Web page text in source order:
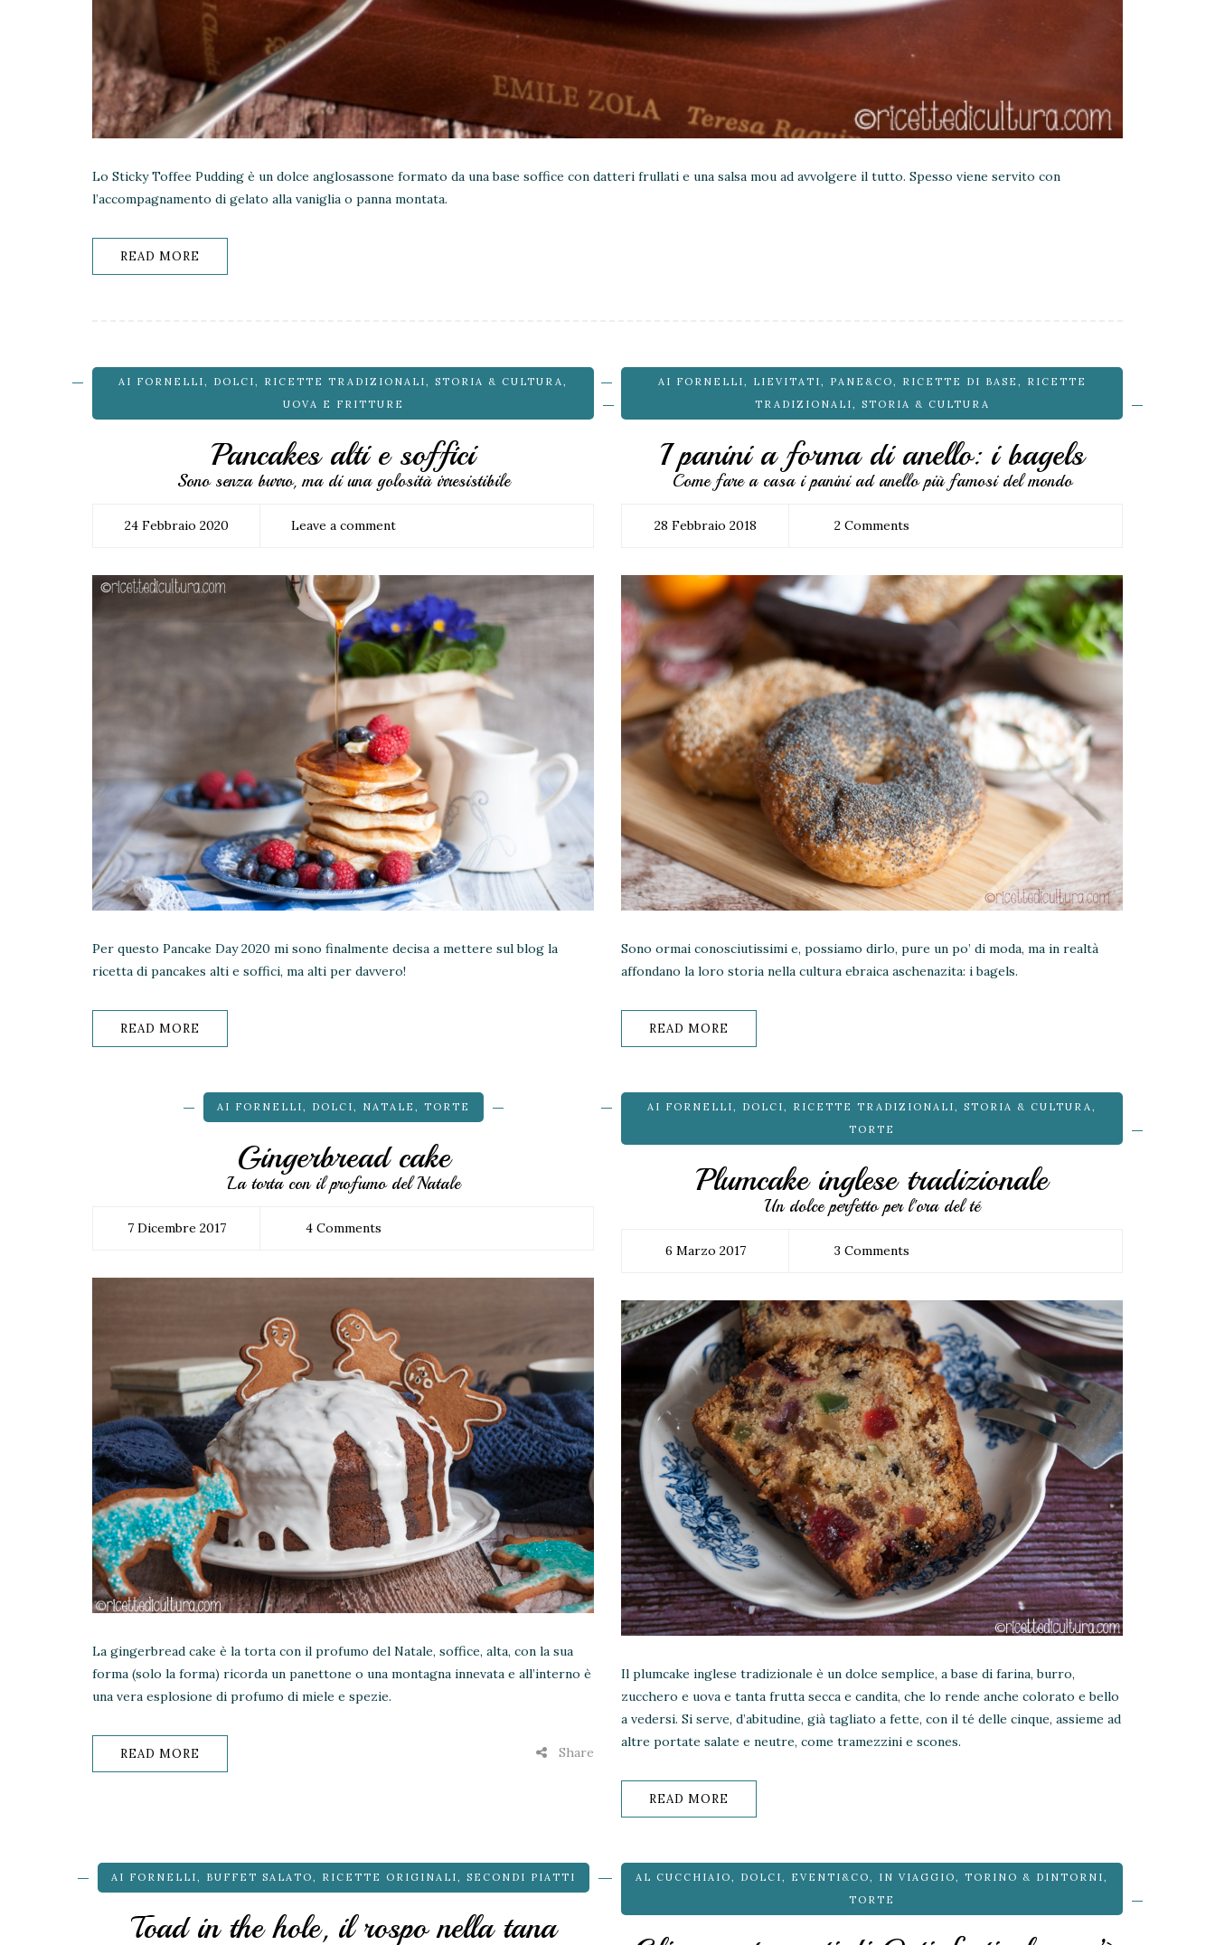
Lo Sticky Toffee Pudding è un dolce anglosassone formato da una base soffice con datteri frullati e una salsa mou ad avvolgere il tutto. Spesso viene servito con
l’accompagnamento di gelato alla vaniglia o panna montata.
READ MORE
AI FORNELLI , DOLCI , RICETTE TRADIZIONALI , STORIA & CULTURA ,
UOVA E FRITTURE
Pancakes alti e soffici
Sono senza burro, ma di una golosità irresistibile
24 Febbraio 2020 Leave a comment
Per questo Pancake Day 2020 mi sono finalmente decisa a mettere sul blog la
ricetta di pancakes alti e soffici, ma alti per davvero!
READ MORE
AI FORNELLI , LIEVITATI , PANE&CO , RICETTE DI BASE ,
RICETTE
TRADIZIONALI , STORIA & CULTURA
I panini a forma di anello: i bagels
Come fare a casa i panini ad anello più famosi del mondo
28 Febbraio 2018 2 Comments
Sono ormai conosciutissimi e, possiamo dirlo, pure un po’ di moda, ma in realtà
affondano la loro storia nella cultura ebraica aschenazita: i bagels.
READ MORE
AI FORNELLI, DOLCI, NATALE , TORTE
Gingerbread cake
La torta con il profumo del Natale
7 Dicembre 2017 4 Comments
La gingerbread cake è la torta con il profumo del Natale, soffice, alta, con la sua
forma (solo la forma) ricorda un panettone o una montagna innevata e all’interno è
una vera esplosione di profumo di miele e spezie.
READ MORE Share
AI FORNELLI, DOLCI, RICETTE TRADIZIONALI, STORIA & CULTURA,
TORTE
Plumcake inglese tradizionale
Un dolce perfetto per l'ora del té
6 Marzo 2017 3 Comments
Il plumcake inglese tradizionale è un dolce semplice, a base di farina, burro,
zucchero e uova e tanta frutta secca e candita, che lo rende anche colorato e bello
a vedersi. Si serve, d’abitudine, già tagliato a fette, con il té delle cinque, assieme ad
altre portate salate e neutre, come tramezzini e scones.
READ MORE
AI FORNELLI, BUFFET SALATO, RICETTE ORIGINALI, SECONDI PIATTI
Toad in the hole, il rospo nella tana
AL CUCCHIAIO, DOLCI, EVENTI&CO, IN VIAGGIO, TORINO & DINTORNI,
TORTE